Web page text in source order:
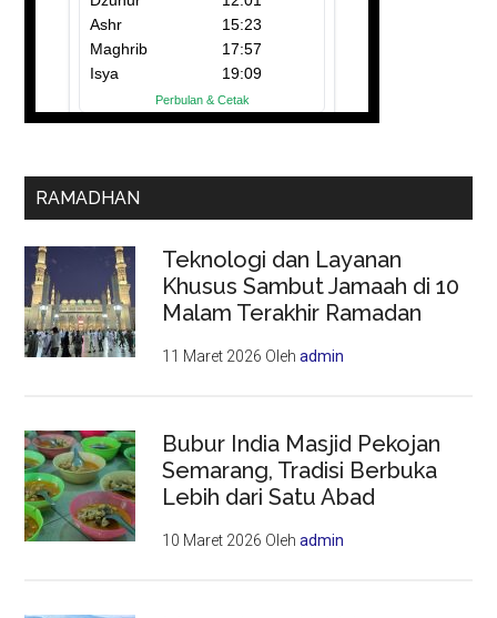
RAMADHAN
Teknologi dan Layanan
Khusus Sambut Jamaah di 10
Malam Terakhir Ramadan
11 Maret 2026 Olehadmin
Bubur India Masjid Pekojan
Semarang, Tradisi Berbuka
Lebih dari Satu Abad
10 Maret 2026 Olehadmin